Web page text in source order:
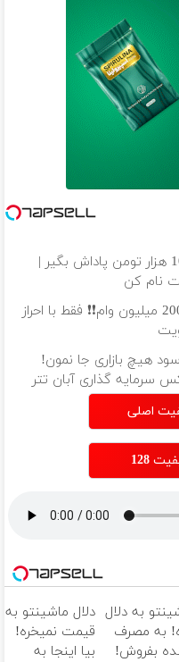
100 هزار تومن پاداش بگیر |
نام کن
❗❗200 میلیون وام❗❗ فقط با احراز
سود هیچ بازاری جا نمون!
سرمایه گذاری آبان تتر
اصلی
128
به دلال
به مصرف
بفروش!
دلال ماشینتو به
قیمت نمیخره!
بیا اینجا به